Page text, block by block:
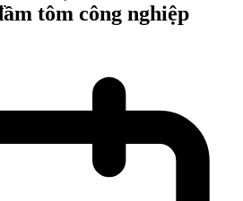
tôm công nghiệp